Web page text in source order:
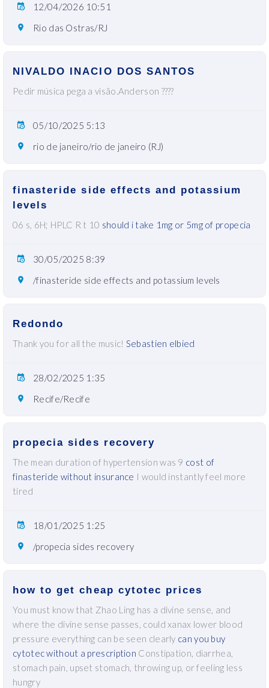
12/04/2026 10:51
Rio das Ostras/RJ
NIVALDO INACIO DOS SANTOS
Pedir música pega a visão.Anderson ????
05/10/2025 5:13
rio de janeiro/rio de janeiro (RJ)
finasteride side effects and potassium
levels
06 s, 6H; HPLC R t 10 should i take 1mg or 5mg of propecia
30/05/2025 8:39
/finasteride side effects and potassium levels
Redondo
Thank you for all the music! Sebastien elbied
28/02/2025 1:35
Recife/Recife
propecia sides recovery
The mean duration of hypertension was 9 cost of
finasteride without insurance I would instantly feel more
tired
18/01/2025 1:25
/propecia sides recovery
how to get cheap cytotec prices
You must know that Zhao Ling has a divine sense, and
where the divine sense passes, could xanax lower blood
pressure everything can be seen clearly can you buy
cytotec without a prescription Constipation, diarrhea,
stomach pain, upset stomach, throwing up, or feeling less
hungry